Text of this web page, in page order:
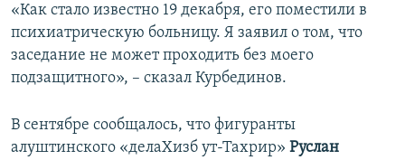
«Как стало известно 19 декабря, его поместили в
психиатрическую больницу. Я заявил о том, что
заседание не может проходить без моего
подзащитного», – сказал Курбединов.
В сентябре сообщалось, что фигуранты
алуштинского «делаХизб ут-Тахрир» Руслан